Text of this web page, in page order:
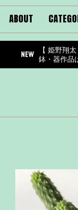
ABOUT
【 姫野翔
鉢・器作品